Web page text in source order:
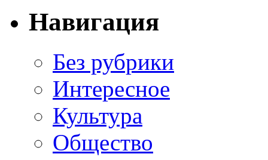
Навигация
Без рубрики
Интересное
Культура
Общество